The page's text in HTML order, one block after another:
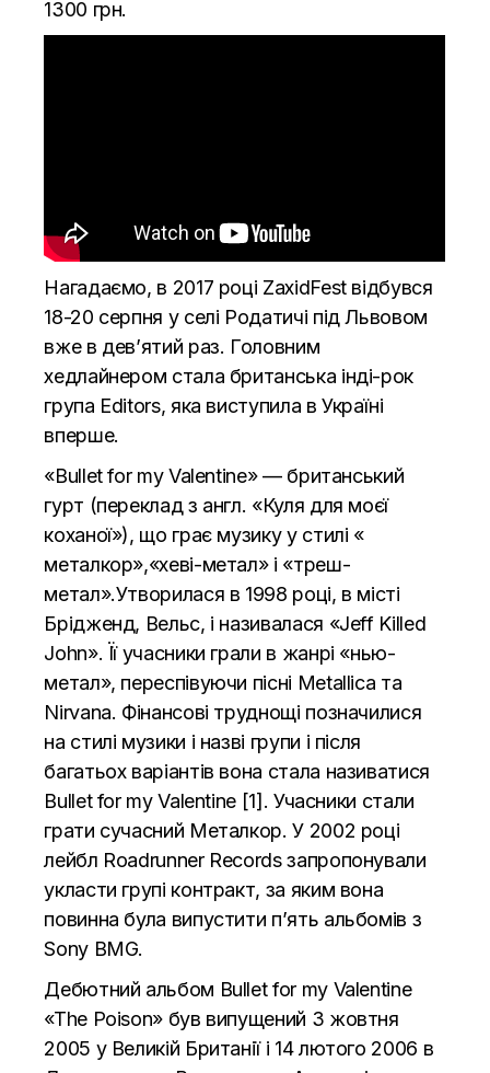
1300 грн.
Нагадаємо, в 2017 році ZaxidFest відбувся
18-20 серпня у селі Родатичі під Львовом
вже в дев’ятий раз. Головним
хедлайнером стала британська інді-рок
група Editors, яка виступила в Україні
вперше.
«Bullet for my Valentine» — британський
гурт (переклад з англ. «Куля для моєї
коханої»), що грає музику у стилі «
металкор»,«хеві-метал» і «треш-
метал».Утворилася в 1998 році, в місті
Брідженд, Вельс, і називалася «Jeff Killed
John». Її учасники грали в жанрі «нью-
метал», переспівуючи пісні Metallica та
Nirvana. Фінансові труднощі позначилися
на стилі музики і назві групи і після
багатьох варіантів вона стала називатися
Bullet for my Valentine [1]. Учасники стали
грати сучасний Металкор. У 2002 році
лейбл Roadrunner Records запропонували
укласти групі контракт, за яким вона
повинна була випустити п’ять альбомів з
Sony BMG.
Дебютний альбом Bullet for my Valentine
«The Poison» був випущений 3 жовтня
2005 у Великій Британії і 14 лютого 2006 в